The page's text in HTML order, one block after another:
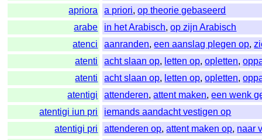
apriora
a priori,op theorie gebaseerd
arabe
in het Arabisch,op zijn Arabisch
atenci
aanranden,een aanslag plegen op,
atenti
acht slaan op, letten op,opletten,
atenti
acht slaan op, letten op,opletten,
atentigi
attenderen,attent maken,een wenk
atentigi iun pri
iemands aandacht vestigen op
atentigi pri
attenderen op,attent maken op, naar